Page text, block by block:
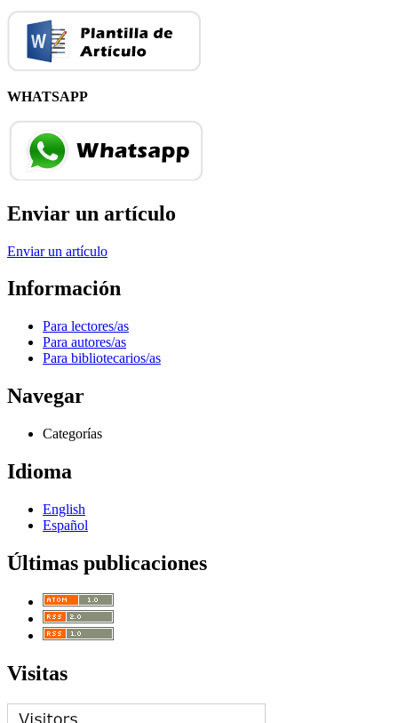
WHATSAPP
Enviar un artículo
Enviar un artículo
Información
Para lectores/as
Para autores/as
Para bibliotecarios/as
Navegar
Categorías
Idioma
English
Español
Últimas publicaciones
Visitas